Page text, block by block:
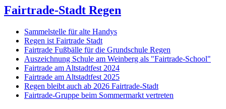
Fairtrade-Stadt Regen
Sammelstelle für alte Handys
Regen ist Fairtrade Stadt
Fairtrade Fußbälle für die Grundschule Regen
Auszeichnung Schule am Weinberg als "Fairtrade-School"
Fairtrade am Altstadtfest 2024
Fairtrade am Altstadtfest 2025
Regen bleibt auch ab 2026 Fairtrade-Stadt
Fairtrade-Gruppe beim Sommermarkt vertreten